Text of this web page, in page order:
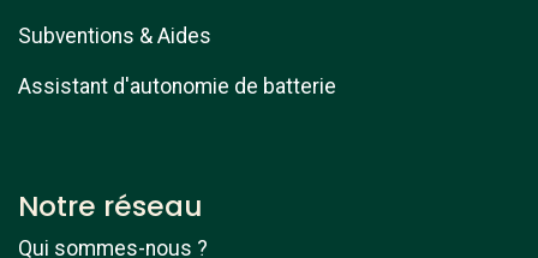
Subventions & Aides
Assistant d'autonomie de batterie
Notre réseau
Qui sommes-nous ?